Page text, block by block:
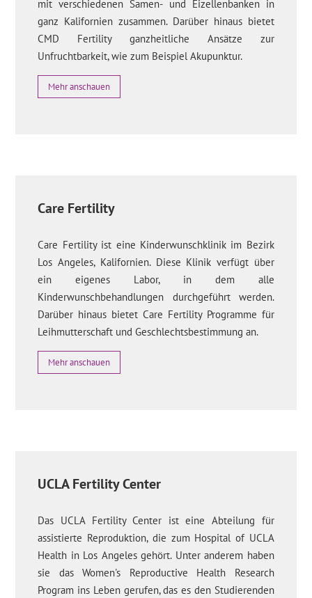
mit verschiedenen Samen- und Eizellenbanken in
ganz Kalifornien zusammen. Darüber hinaus bietet
CMD Fertility ganzheitliche Ansätze zur
Unfruchtbarkeit, wie zum Beispiel Akupunktur.
Mehr anschauen
Care Fertility
Care Fertility ist eine Kinderwunschklinik im Bezirk
Los Angeles, Kalifornien. Diese Klinik verfügt über
ein eigenes Labor, in dem alle
Kinderwunschbehandlungen durchgeführt werden.
Darüber hinaus bietet Care Fertility Programme für
Leihmutterschaft und Geschlechtsbestimmung an.
Mehr anschauen
UCLA Fertility Center
Das UCLA Fertility Center ist eine Abteilung für
assistierte Reproduktion, die zum Hospital of UCLA
Health in Los Angeles gehört. Unter anderem haben
sie das Women's Reproductive Health Research
Program ins Leben gerufen, das es den Studierenden